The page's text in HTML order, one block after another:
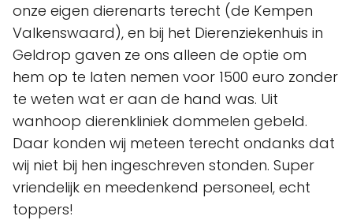
onze eigen dierenarts terecht (de Kempen
Valkenswaard), en bij het Dierenziekenhuis in
Geldrop gaven ze ons alleen de optie om
hem op te laten nemen voor 1500 euro zonder
te weten wat er aan de hand was. Uit
wanhoop dierenkliniek dommelen gebeld.
Daar konden wij meteen terecht ondanks dat
wij niet bij hen ingeschreven stonden. Super
vriendelijk en meedenkend personeel, echt
toppers!